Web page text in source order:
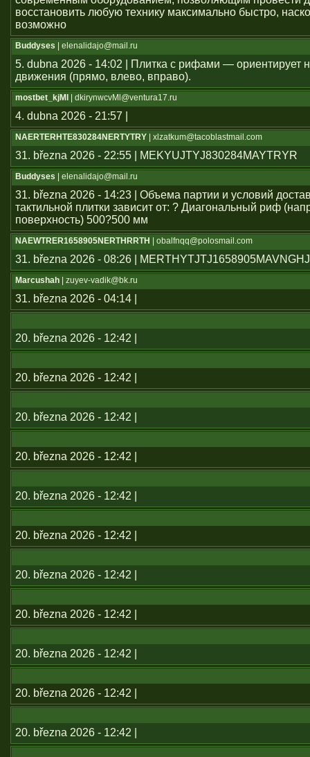
восстановить любую технику максимально быстро,
возможно
Buddyses | elenalidajo@mail.ru
5. dubna 2026 - 14:02 | Плитка с рифами — ориентирует
движения (прямо, влево, вправо).
mostbet_kjMl | dkirynwcvMl@ventura17.ru
4. dubna 2026 - 21:57 |
NAERTERHTE830284NERTYTRY | xlzatkum@tacoblastmail.com
31. března 2026 - 22:55 | MEKYUJTYJ830284MAYTRYR
Buddyses | elenalidajo@mail.ru
31. března 2026 - 14:23 | Объема партии и условий
тактильной плитки зависит от: ? Диагональный риф
поверхность) 500?500 мм
NAEWTRER1658905NERTHRRTH | obalfnqq@polosmail.com
31. března 2026 - 08:26 |
Marcushah | zuyev-vadik@bk.ru
31. března 2026 - 04:14 |
20. března 2026 - 12:42 |
20. března 2026 - 12:42 |
20. března 2026 - 12:42 |
20. března 2026 - 12:42 |
20. března 2026 - 12:42 |
20. března 2026 - 12:42 |
20. března 2026 - 12:42 |
20. března 2026 - 12:42 |
20. března 2026 - 12:42 |
20. března 2026 - 12:42 |
20. března 2026 - 12:42 |